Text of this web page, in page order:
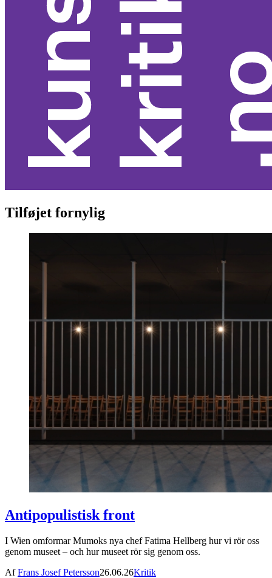
Tilføjet fornylig
Antipopulistisk front
I Wien omformar Mumoks nya chef Fatima Hellberg hur vi rör oss
genom museet – och hur museet rör sig genom oss.
AfFrans Josef Petersson26.06.26Kritik